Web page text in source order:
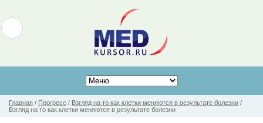
Главная / Прогресс / Взгляд на то как клетки меняются в результате болезни /
Взгляд на то как клетки меняются в результате болезни